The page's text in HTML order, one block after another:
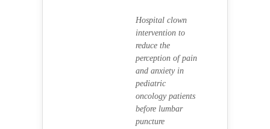
Hospital clown
intervention to
reduce the
perception of pain
and anxiety in
pediatric
oncology patients
before lumbar
puncture